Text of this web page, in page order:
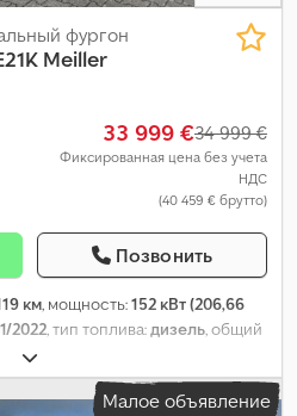
фургон
Meiller
33 999 €34 999 €
Фиксированная цена без учета
НДС
(40 459 € брутто)
Позвонить
км, мощность:152 кВт (206,66
2022, тип топлива:дизель, общий
(TÜV):
, класс выбросов:Евро 6,
6 150 мм, общая ширина:
Малое объявление